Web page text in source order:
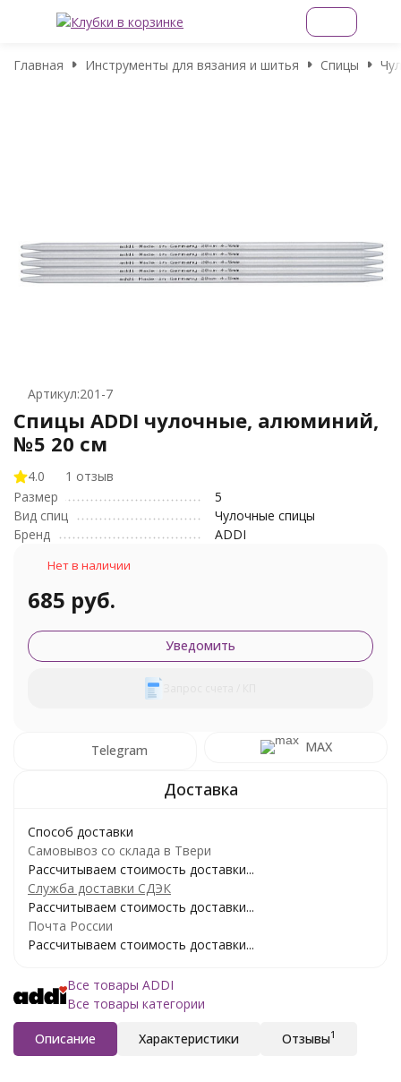
Главная Инструменты для вязания и шитья Спицы
Артикул:201-7
Спицы ADDI чулочные, алюминий,
№5 20 см
4.0
1 отзыв
Размер
5
Вид спиц
Чулочные спицы
Бренд
ADDI
Нет в наличии
685 руб.
Уведомить
Telegram MAX
Способ доставки
Самовывоз со склада в Твери
Рассчитываем стоимость доставки...
Служба доставки СДЭК
Рассчитываем стоимость доставки...
Почта России
Рассчитываем стоимость доставки...
Все товары ADDI
Все товары категории
Описание Характеристики Отзывы1